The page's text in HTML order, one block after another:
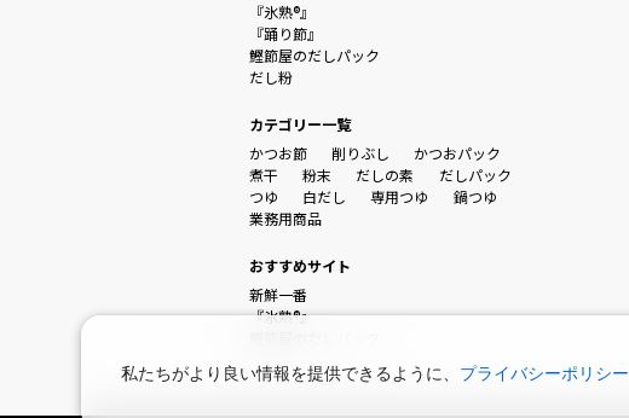
『氷熟®』
『踊り節』
鰹節屋のだしパック
だし粉
カテゴリー一覧
かつお節
削りぶし
かつおパック
煮干
粉末 だしの素
だしパック
つゆ
白だし 専用つゆ
鍋つゆ
業務用商品
おすすめサイト
新鮮一番
『氷熟®』
私たちがより良い情報を提供できるように、 プライバシーポリシー